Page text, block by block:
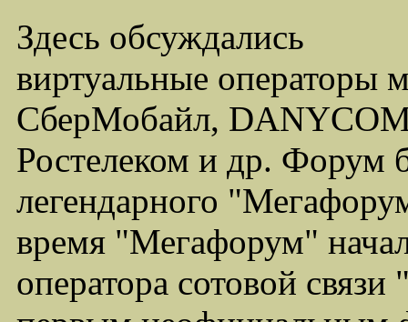
Здесь обсуждались
виртуальные операторы
СберМобайл,
Ростелеком и др. Форум
легендарного
время "Мегафорум"
оператора сотовой